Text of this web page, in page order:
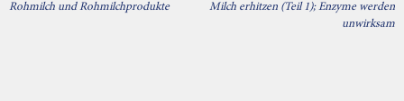
Rohmilch und Rohmilchprodukte
Milch erhitzen (Teil 1); Enzyme werden
unwirksam